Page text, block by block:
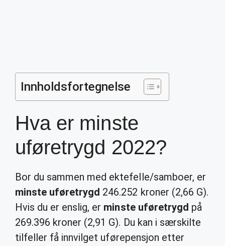
Innholdsfortegnelse
Hva er minste
uføretrygd 2022?
Bor du sammen med ektefelle/samboer, er
minste uføretrygd 246.252 kroner (2,66 G).
Hvis du er enslig, er minste uføretrygd på
269.396 kroner (2,91 G). Du kan i særskilte
tilfeller få innvilget uførepensjon etter